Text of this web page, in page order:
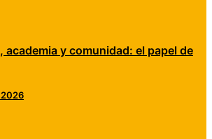
academia y comunidad: el papel de
2026